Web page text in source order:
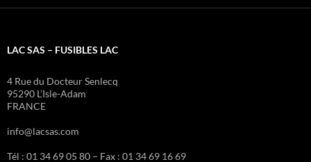
LAC SAS – FUSIBLES LAC
4 Rue du Docteur Senlecq
95290 L’Isle-Adam
FRANCE
info@lacsas.com
Tél : 01 34 69 05 80 – Fax : 01 34 69 16 69